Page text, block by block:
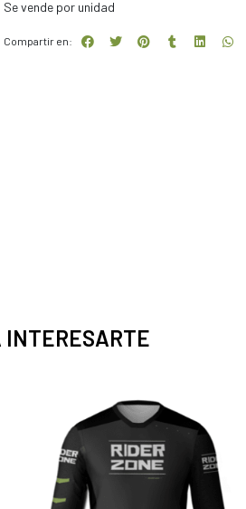
Se vende por unidad
Compartir en:
INTERESARTE